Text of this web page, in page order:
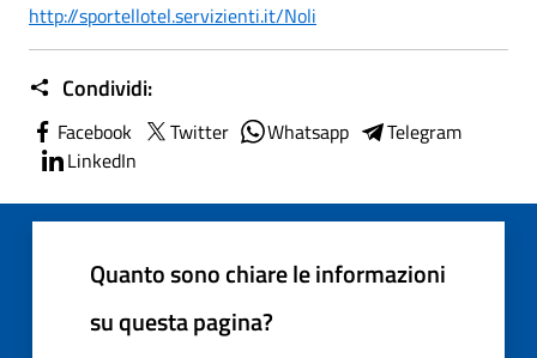
http://sportellotel.servizienti.it/Noli
Condividi:
Facebook Twitter Whatsapp
Telegram
LinkedIn
Quanto sono chiare le informazioni
su questa pagina?